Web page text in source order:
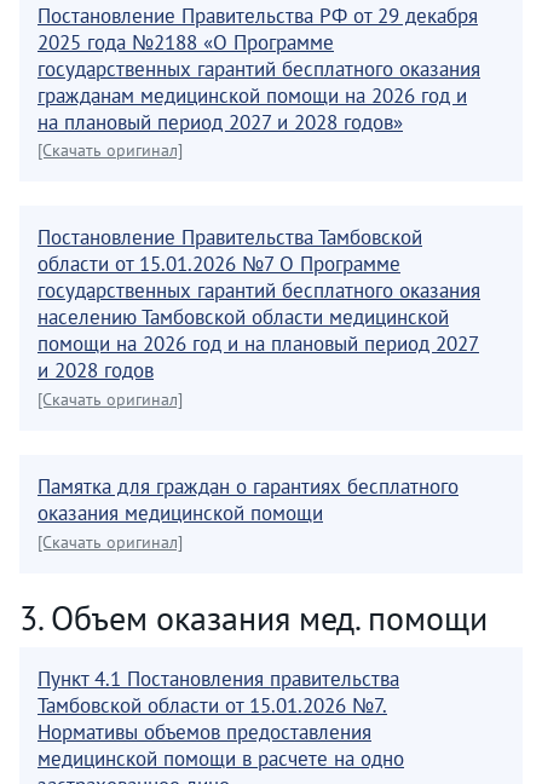
Постановление Правительства РФ от 29 декабря
2025 года №2188 «О Программе
государственных гарантий бесплатного оказания
гражданам медицинской помощи на 2026 год и
на плановый период 2027 и 2028 годов»
[Скачать оригинал]
Постановление Правительства Тамбовской
области от 15.01.2026 №7 О Программе
государственных гарантий бесплатного оказания
населению Тамбовской области медицинской
помощи на 2026 год и на плановый период 2027
и 2028 годов
[Скачать оригинал]
Памятка для граждан о гарантиях бесплатного
оказания медицинской помощи
[Скачать оригинал]
3. Объем оказания мед. помощи
Пункт 4.1 Постановления правительства
Тамбовской области от 15.01.2026 №7.
Нормативы объемов предоставления
медицинской помощи в расчете на одно